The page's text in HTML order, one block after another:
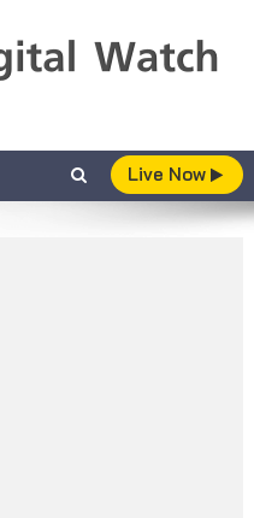
Live Now